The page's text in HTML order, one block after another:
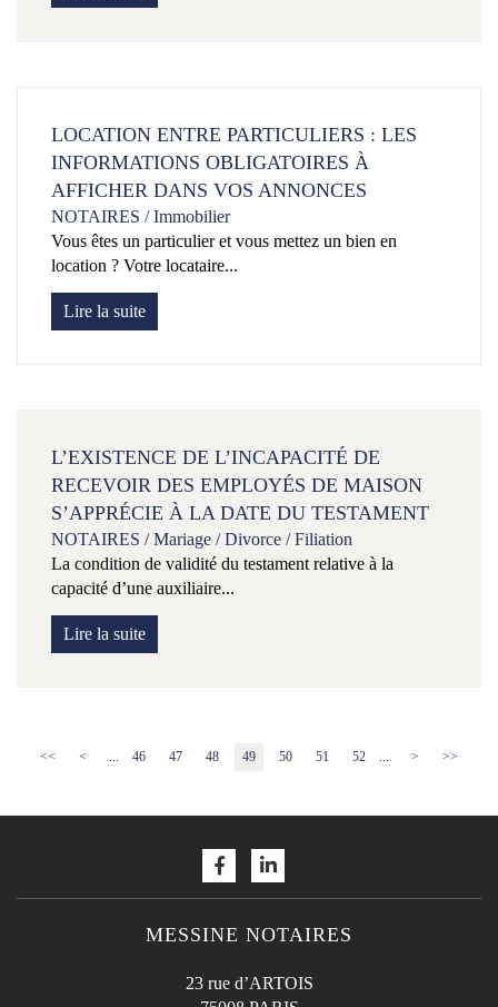
LOCATION ENTRE PARTICULIERS : LES
INFORMATIONS OBLIGATOIRES À
AFFICHER DANS VOS ANNONCES
NOTAIRES /Immobilier
Vous êtes un particulier et vous mettez un bien en
location ? Votre locataire...
Lire la suite
L’EXISTENCE DE L’INCAPACITÉ DE
RECEVOIR DES EMPLOYÉS DE MAISON
S’APPRÉCIE À LA DATE DU TESTAMENT
NOTAIRES /Mariage / Divorce / Filiation
La condition de validité du testament relative à la
capacité d’une auxiliaire...
Lire la suite
<< < ... 46 47 48 49 50 51 52 ... > >>
MESSINE NOTAIRES
23 rue d’ARTOIS